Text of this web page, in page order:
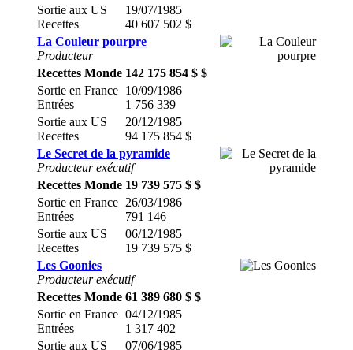
Sortie aux US
Recettes
19/07/1985
40 607 502 $
La Couleur pourpre
Producteur
Recettes Monde 142 175 854 $ $
Sortie en France
Entrées
10/09/1986
1 756 339
Sortie aux US
Recettes
20/12/1985
94 175 854 $
Le Secret de la pyramide
Producteur exécutif
Recettes Monde 19 739 575 $ $
Sortie en France
Entrées
26/03/1986
791 146
Sortie aux US
Recettes
06/12/1985
19 739 575 $
Les Goonies
Producteur exécutif
Recettes Monde 61 389 680 $ $
Sortie en France
Entrées
04/12/1985
1 317 402
Sortie aux US
07/06/1985